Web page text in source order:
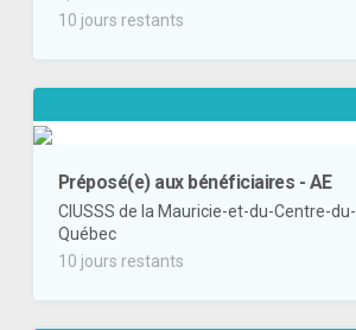
10 jours restants
Préposé(e) aux bénéficiaires - AE
CIUSSS de la Mauricie-et-du-Centre-du-
Québec
10 jours restants